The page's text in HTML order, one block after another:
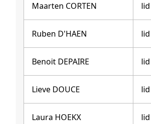
Maarten CORTEN lid
Ruben D'HAEN lid
Benoit DEPAIRE lid
Lieve DOUCE lid
Laura HOEKX lid